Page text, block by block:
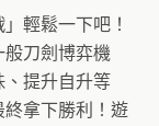
輕鬆一下吧！
刀劍博弈機
提升自升等
拿下勝利！ 遊